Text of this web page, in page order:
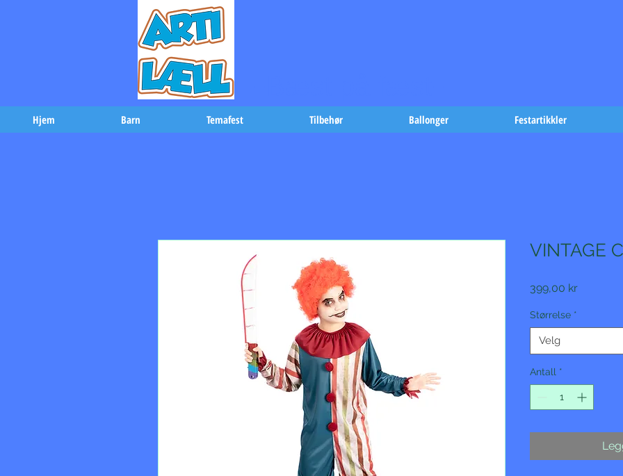
Hjem Barn Temafest Tilbehør Ballonger Festartikkler
VINTAGE
399,00 krPris
Størrelse *
Velg
Antall *